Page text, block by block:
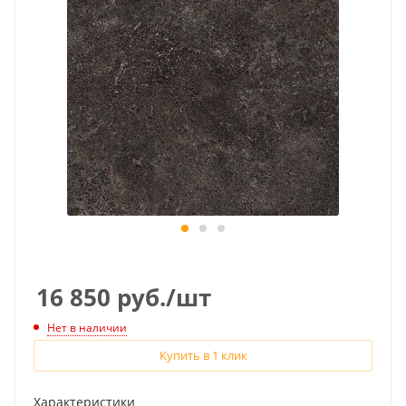
16 850 руб./шт
Нет в наличии
Купить в 1 клик
Характеристики